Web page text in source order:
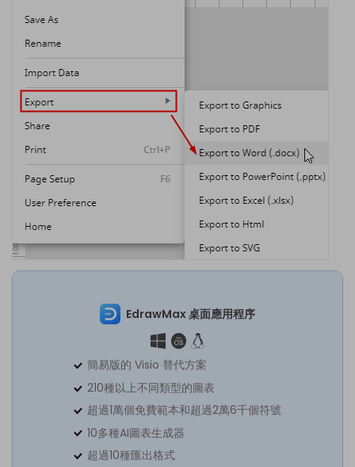
EdrawMax 桌面應用程序
簡易版的 Visio 替代方案
210種以上不同類型的圖表
超過1萬個免費範本和超過2萬6千個符號
10多種AI圖表生成器
超過10種匯出格式